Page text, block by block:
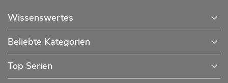
Wissenswertes
Beliebte Kategorien
Top Serien